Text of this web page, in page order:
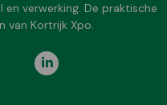
verwerking. De praktische
van Kortrijk Xpo.